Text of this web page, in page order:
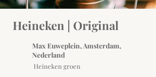
Heineken | Original
Max Euweplein, Amsterdam,
Nederland
Heineken groen